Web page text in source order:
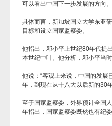
可以看出中国下一步发展的方向。
具体而言，新加坡国立大学东亚
目标和设立国家监察委。
他指出，邓小平上世纪80年代提
本世纪中叶。他分析，邓小平当
他说：“客观上来说，中国的发
年，到现在从十八大以后新的30
至于国家监察委，外界预计全国
年指出，国家监察委既然也有纪